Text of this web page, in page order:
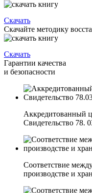
Скачать
Скачайте методику
Скачать
Гарантии качества
и безопасности
Аккредитованный
Свидетельство 78.
Соответствие
производстве и